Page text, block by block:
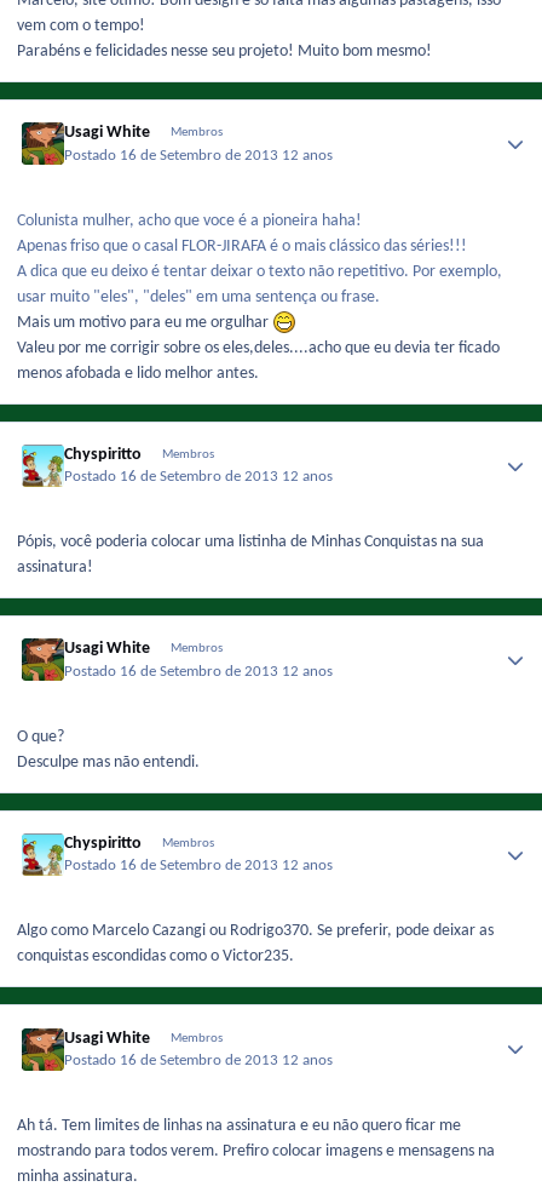
vem com o tempo!
Parabéns e felicidades nesse seu projeto! Muito bom mesmo!
Usagi White Membros
Postado 16 de Setembro de 2013 12 anos
Colunista mulher, acho que voce é a pioneira haha!
Apenas friso que o casal FLOR-JIRAFA é o mais clássico das séries!!!
A dica que eu deixo é tentar deixar o texto não repetitivo. Por exemplo,
usar muito "eles", "deles" em uma sentença ou frase.
Mais um motivo para eu me orgulhar
Valeu por me corrigir sobre os eles,deles....acho que eu devia ter ficado
menos afobada e lido melhor antes.
Chyspiritto Membros
Postado 16 de Setembro de 2013 12 anos
Pópis, você poderia colocar uma listinha de Minhas Conquistas na sua
assinatura!
Usagi White Membros
Postado 16 de Setembro de 2013 12 anos
O que?
Desculpe mas não entendi.
Chyspiritto Membros
Postado 16 de Setembro de 2013 12 anos
Algo como Marcelo Cazangi ou Rodrigo370. Se preferir, pode deixar as
conquistas escondidas como o Victor235.
Usagi White Membros
Postado 16 de Setembro de 2013 12 anos
Ah tá. Tem limites de linhas na assinatura e eu não quero ficar me
mostrando para todos verem. Prefiro colocar imagens e mensagens na
minha assinatura.